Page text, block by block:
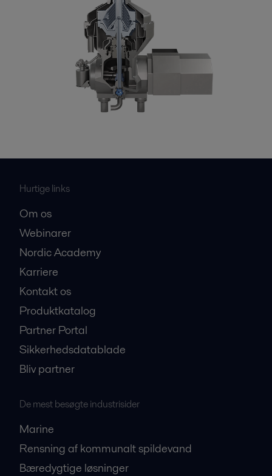
Hurtige links
Om os
Webinarer
Nordic Academy
Karriere
Kontakt os
Produktkatalog
Partner Portal
Sikkerhedsdatablade
Bliv partner
De mest besøgte industrisider
Marine
Rensning af kommunalt spildevand
Bæredygtige løsninger